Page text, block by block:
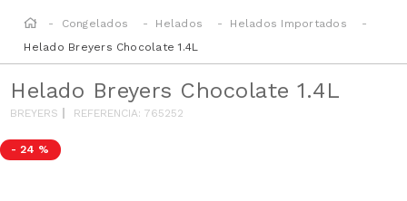
Congelados Helados
Helados Importados
Helado Breyers Chocolate 1.4L
Helado Breyers Chocolate 1.4L
BREYERS REFERENCIA:765252
- 24 %